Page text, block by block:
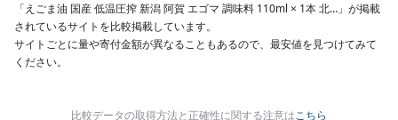
「えごま油 国産 低温圧搾 新潟 阿賀 エゴマ 調味料 110ml × 1本 北…」が掲載
されているサイトを比較掲載しています。
サイトごとに量や寄付金額が異なることもあるので、最安値を見つけてみて
ください。
比較データの取得方法と正確性に関する注意はこちら